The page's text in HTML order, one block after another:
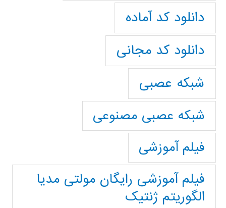
دانلود کد آماده
دانلود کد مجانی
شبکه عصبی
شبکه عصبی مصنوعی
فیلم آموزشی
فیلم آموزشی رایگان مولتی مدیا
الگوریتم ژنتیک